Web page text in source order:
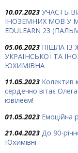
10.07.2023 УЧАСТЬ
ІНОЗЕМНИХ МОВ У
EDULEARN 23
05.06.2023 ПІШЛА
УКРАЇНСЬКОЇ ТА
ЮХИМІВНА
11.05.2023 Колектив
сердечно вітає
ювілеєм!
01.05.2023 Емоційна
21.04.2023 До 90-
Юхимівні